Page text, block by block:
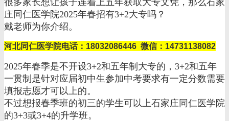
庄同仁医学院2025年春招有3+2大专吗？
戴老师为你介绍。
河北同仁医学院电话：18032086446 微信：14731138082
2025年春季是不开设3+2和五年制大专的，3+2和五年
一贯制是针对应届初中生参加中考要求有一定分数需要
填报志愿才可以上的。
不过想报春季班的初三的学生可以上石家庄同仁医学院
的3+3或3+4的升学班。